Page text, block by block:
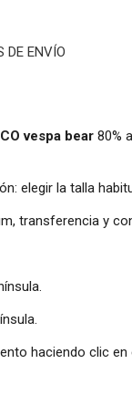
DE ENVÍO
vespa bear80%
elegir la talla
transferencia y
haciendo clic